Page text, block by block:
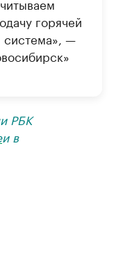
горячей
система», —
РБК
и в